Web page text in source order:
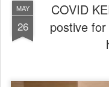
MAY
26
COVID
postive